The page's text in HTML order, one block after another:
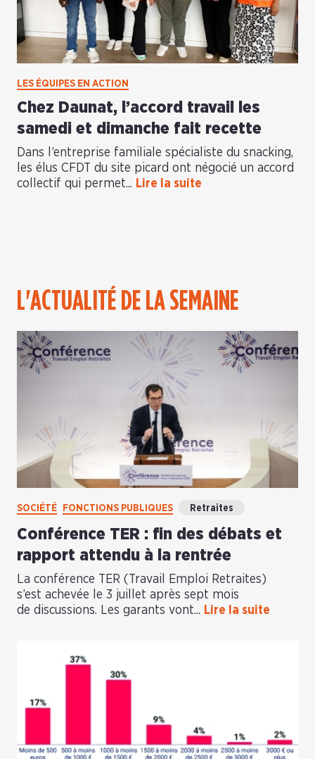
LES ÉQUIPES EN ACTION
Chez Daunat, l’accord travail les
samedi et dimanche fait recette
Dans l’entreprise familiale spécialiste du snacking,
les élus CFDT du site picard ont négocié un accord
collectif qui permet... Lire la suite
L'ACTUALITÉ DE LA SEMAINE
SOCIÉTÉ FONCTIONS PUBLIQUES Retraites
Conférence TER : fin des débats et
rapport attendu à la rentrée
La conférence TER (Travail Emploi Retraites)
s’est achevée le 3 juillet après sept mois
de discussions. Les garants vont... Lire la suite